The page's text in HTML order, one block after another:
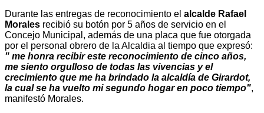
Durante las entregas de reconocimiento el alcalde Rafael
Morales recibió su botón por 5 años de servicio en el
Concejo Municipal, además de una placa que fue otorgada
por el personal obrero de la Alcaldia al tiempo que expresó:
" me honra recibir este reconocimiento de cinco años,
me siento orgulloso de todas las vivencias y el
crecimiento que me ha brindado la alcaldía de Girardot,
la cual se ha vuelto mi segundo hogar en poco tiempo",
manifestó Morales.